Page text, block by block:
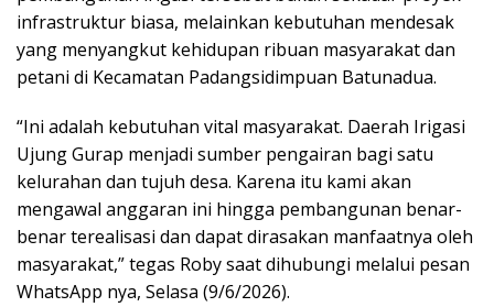
infrastruktur biasa, melainkan kebutuhan mendesak
yang menyangkut kehidupan ribuan masyarakat dan
petani di Kecamatan Padangsidimpuan Batunadua.
“Ini adalah kebutuhan vital masyarakat. Daerah Irigasi
Ujung Gurap menjadi sumber pengairan bagi satu
kelurahan dan tujuh desa. Karena itu kami akan
mengawal anggaran ini hingga pembangunan benar-
benar terealisasi dan dapat dirasakan manfaatnya oleh
masyarakat,” tegas Roby saat dihubungi melalui pesan
WhatsApp nya, Selasa (9/6/2026).